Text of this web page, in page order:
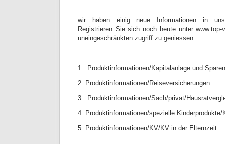
wir haben einig neue Informationen in
Registrieren Sie sich noch heute unter
uneingeschränkten zugriff zu geniessen.
1. Produktinformationen/Kapitalanlage und
2. Produktinformationen/Reiseversicherungen
3. Produktinformationen/Sach/privat/
4. Produktinformationen/spezielle Kinderprodukte/
5. Produktinformationen/KV/KV in der Elternzeit